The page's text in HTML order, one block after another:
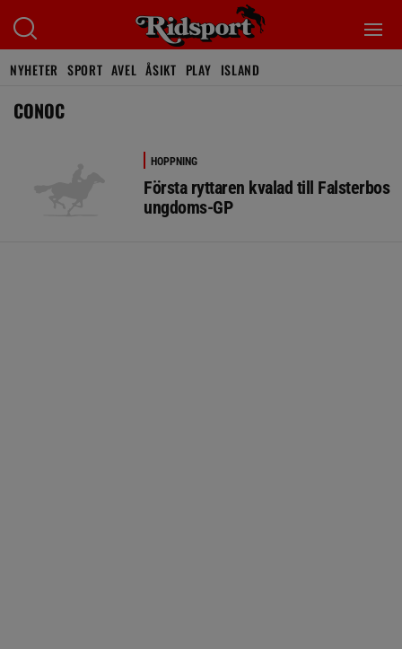
NYHETER SPORT AVEL ÅSIKT PLAY ISLAND
CONOC
HOPPNING
Första ryttaren kvalad till Falsterbos
ungdoms-GP